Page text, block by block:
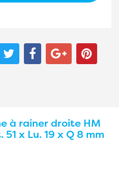
à rainer droite HM
x Lu. 19 x Q 8 mm